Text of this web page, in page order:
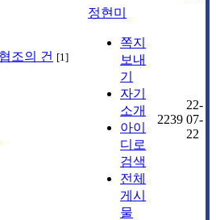
조의 건 [1 ]
정현미
쪽지
보내
기
자기
소개
아이
디로
검색
전체
게시
물
2239
22-
07-
22